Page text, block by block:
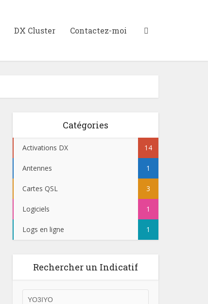
DX Cluster Contactez-moi
Catégories
Activations DX 14
Antennes 1
Cartes QSL 3
Logiciels 1
Logs en ligne 1
Rechercher un Indicatif